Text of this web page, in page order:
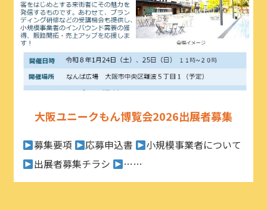
大阪ユニークもん博覧会2026出展者募集
募集要項 応募申込書
小規模事業者について
出展者募集チラシ
……